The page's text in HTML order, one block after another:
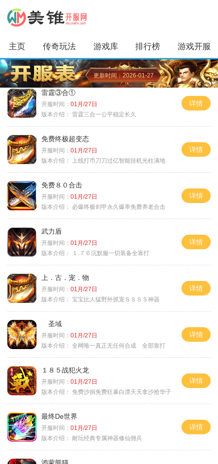
主页 传奇玩法 游戏库 排行榜 游戏开服
更新时间：2026-01-27
雷霆③合①
开服时间： 01月/27日
版本介绍： 雷霆三合一公平稳定长久
详情
免费终极超变态
开服时间： 01月/27日
版本介绍：
上线打币刀刀过亿智能挂机光柱满地
详情
免费８０合击
开服时间： 01月/27日
版本介绍：
必爆终极剑甲永久爆率免费养老合击
详情
武力盾
开服时间： 01月/27日
版本介绍：
１.７６沉默服一切装备全靠打
详情
上．古．宠．物
开服时间： 01月/27日
版本介绍： 宝宝比人猛野外抓宠ＳＳＳＳ神器
详情
圣域
开服时间： 01月/27日
版本介绍： 全网唯一真正无任何合成 全部靠打
详情
１８５战犯火龙
开服时间： 01月/27日
版本介绍： 免费沙捐免费狂暴白漂天天拿沙抢华子
详情
最终De世界
开服时间： 01月/27日
版本介绍： 耐玩经典专属神器修仙佣兵
详情